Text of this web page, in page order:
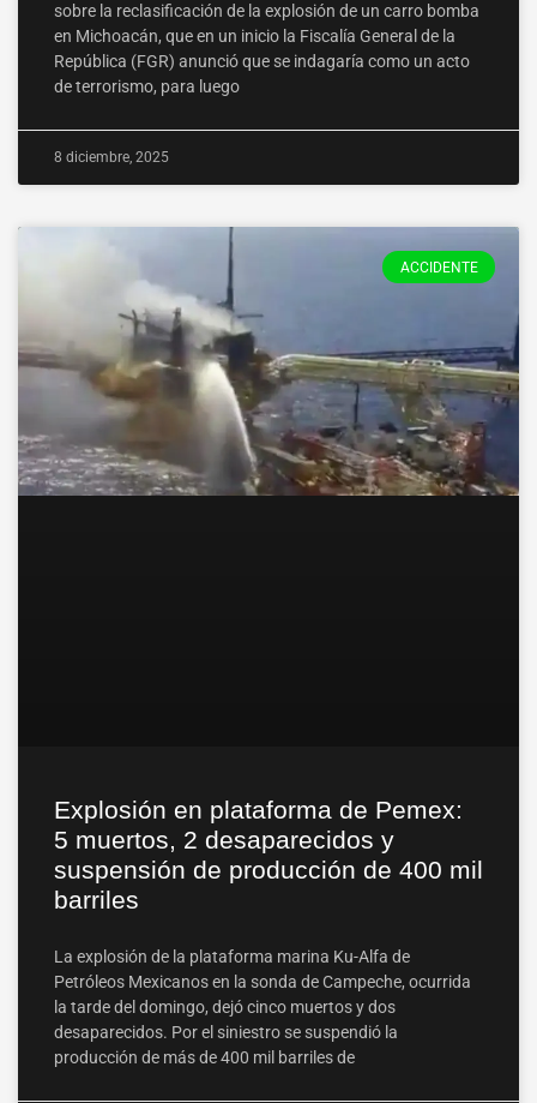
sobre la reclasificación de la explosión de un carro bomba
en Michoacán, que en un inicio la Fiscalía General de la
República (FGR) anunció que se indagaría como un acto
de terrorismo, para luego
8 diciembre, 2025
ACCIDENTE
Explosión en plataforma de Pemex:
5 muertos, 2 desaparecidos y
suspensión de producción de 400 mil
barriles
La explosión de la plataforma marina Ku-Alfa de
Petróleos Mexicanos en la sonda de Campeche, ocurrida
la tarde del domingo, dejó cinco muertos y dos
desaparecidos. Por el siniestro se suspendió la
producción de más de 400 mil barriles de